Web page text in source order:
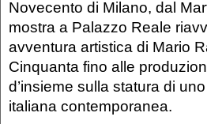
Novecento di Milano, dal
mostra a Palazzo Reale
avventura artistica di Mario
Cinquanta fino alle
d’insieme sulla statura di
italiana contemporanea.